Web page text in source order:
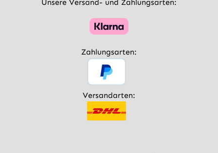
Unsere Versand- und Zahlungsarten:
Zahlungsarten:
Versandarten: